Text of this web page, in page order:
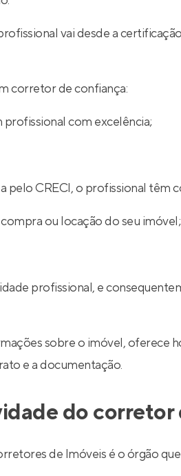
vai desde a
corretor de confiança:
profissional com excelência;
CRECI, o profissional têm
ou locação do seu imóvel;
profissional, e
sobre o imóvel, oferece
e a documentação.
do corretor
de Imóveis é o órgão